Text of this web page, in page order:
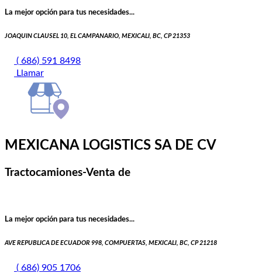
La mejor opción para tus necesidades...
JOAQUIN CLAUSEL 10, EL CAMPANARIO, MEXICALI, BC, CP 21353
( 686) 591 8498
Llamar
MEXICANA LOGISTICS SA DE CV
Tractocamiones-Venta de
La mejor opción para tus necesidades...
AVE REPUBLICA DE ECUADOR 998, COMPUERTAS, MEXICALI, BC, CP 21218
( 686) 905 1706